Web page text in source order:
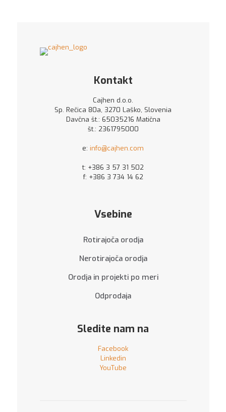
Kontakt
Cajhen d.o.o.
Sp. Rečica 80a, 3270 Laško, Slovenia
Davčna št.: 65035216 Matična
št.: 2361795000
e: info@cajhen.com
t: +386 3 57 31 502
f: +386 3 734 14 62
Vsebine
Rotirajoča orodja
Nerotirajoča orodja
Orodja in projekti po meri
Odprodaja
Sledite nam na
Facebook
Linkedin
YouTube